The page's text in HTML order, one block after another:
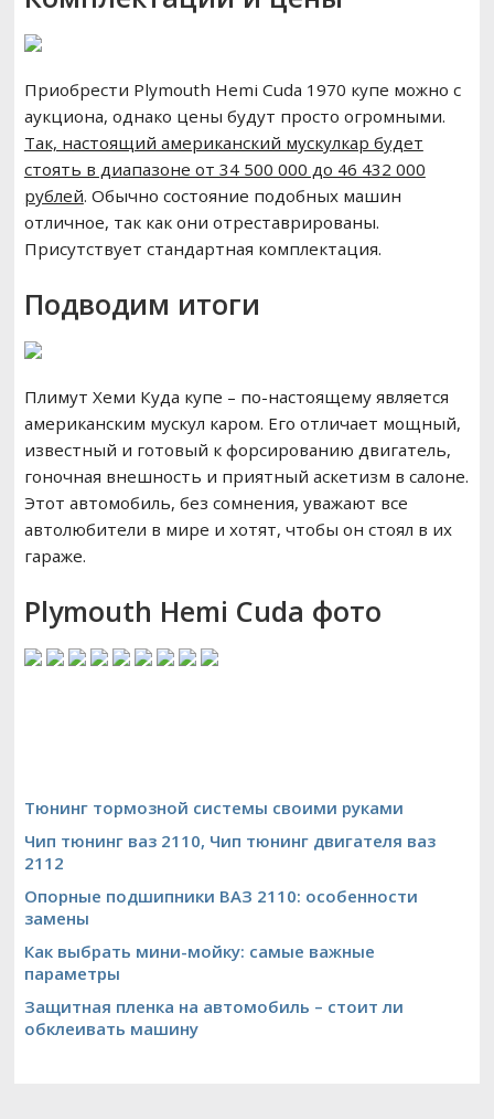
Приобрести Plymouth Hemi Cuda 1970 купе можно с
аукциона, однако цены будут просто огромными.
Так, настоящий американский мускулкар будет
стоять в диапазоне от 34 500 000 до 46 432 000
рублей. Обычно состояние подобных машин
отличное, так как они отреставрированы.
Присутствует стандартная комплектация.
Подводим итоги
Плимут Хеми Куда купе – по-настоящему является
американским мускул каром. Его отличает мощный,
известный и готовый к форсированию двигатель,
гоночная внешность и приятный аскетизм в салоне.
Этот автомобиль, без сомнения, уважают все
автолюбители в мире и хотят, чтобы он стоял в их
гараже.
Plymouth Hemi Cuda фото
Тюнинг тормозной системы своими руками
Чип тюнинг ваз 2110, Чип тюнинг двигателя ваз
2112
Опорные подшипники ВАЗ 2110: особенности
замены
Как выбрать мини-мойку: самые важные
параметры
Защитная пленка на автомобиль – стоит ли
обклеивать машину